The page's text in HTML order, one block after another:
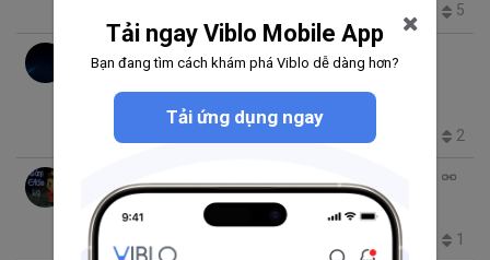
5
Hoang Van Trinh
thg 2 27, 2017 12:07 CH
Sortable in jquery UI
1.2K 2
Alamofire – Design Pattern in Swift 3
1
Tải ngay Viblo Mobile App
Bạn đang tìm cách khám phá Viblo dễ dàng hơn?
Tải ứng dụng ngay